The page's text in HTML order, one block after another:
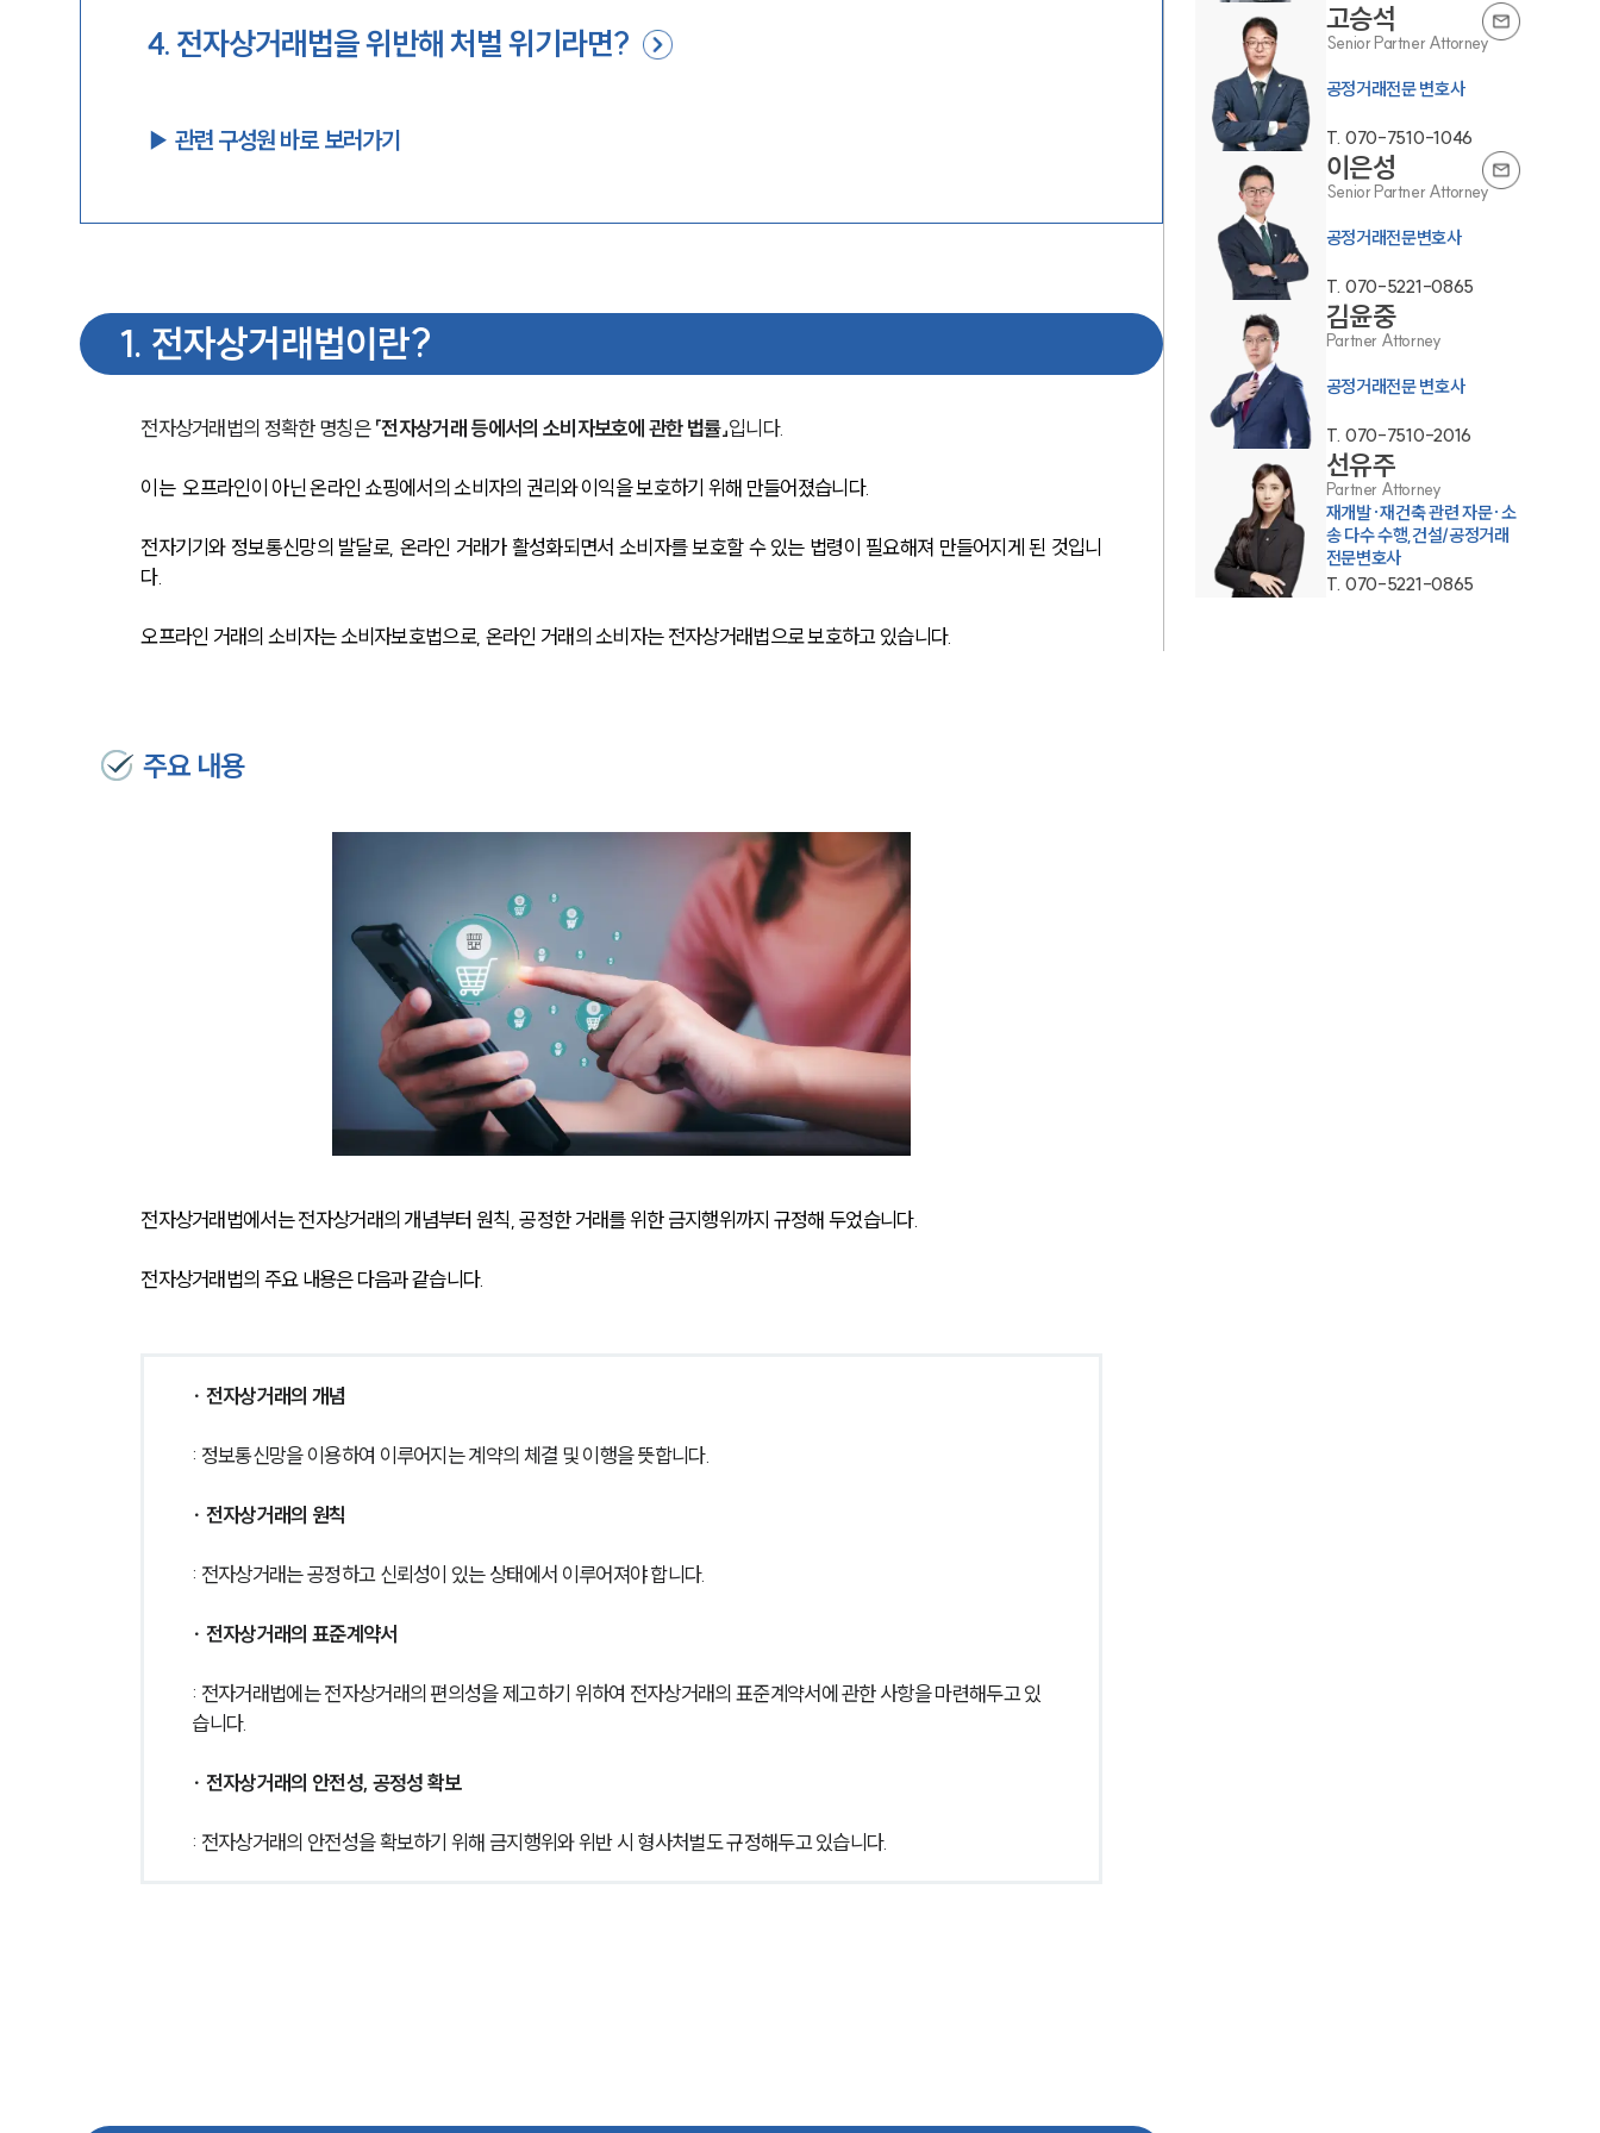
그룹소개
그룹소개
대륜의 강점
오시는 길
글로벌 파트너 로펌
고객의 소리
통합검색
AI대륜
4. 전자상거래법을 위반해 처벌 위기라면?
▶︎ 관련 구성원 바로 보러가기
1. 전자상거래법이란?
전자상거래법의 정확한 명칭은 「전자상거래 등에서의 소비자보호에 관한 법률」입니다.
이는  오프라인이 아닌 온라인 쇼핑에서의 소비자의 권리와 이익을 보호하기 위해 만들어졌습니다.
전자기기와 정보통신망의 발달로, 온라인 거래가 활성화되면서 소비자를 보호할 수 있는 법령이 필요해져 만들어지게 된 것입니
다.
오프라인 거래의 소비자는 소비자보호법으로, 온라인 거래의 소비자는 전자상거래법으로 보호하고 있습니다.
주요 내용
전자상거래법에서는 전자상거래의 개념부터 원칙, 공정한 거래를 위한 금지행위까지 규정해 두었습니다.
전자상거래법의 주요 내용은 다음과 같습니다.
∙ 전자상거래의 개념
: 정보통신망을 이용하여 이루어지는 계약의 체결 및 이행을 뜻합니다.
∙ 전자상거래의 원칙
: 전자상거래는 공정하고 신뢰성이 있는 상태에서 이루어져야 합니다.
∙ 전자상거래의 표준계약서
: 전자거래법에는 전자상거래의 편의성을 제고하기 위하여 전자상거래의 표준계약서에 관한 사항을 마련해두고 있
습니다.
∙ 전자상거래의 안전성, 공정성 확보
: 전자상거래의 안전성을 확보하기 위해 금지행위와 위반 시 형사처벌도 규정해두고 있습니다.
고승석
Senior Partner Attorney
공정거래전문 변호사
T. 070-7510-1046
이은성
Senior Partner Attorney
공정거래전문변호사
T. 070-5221-0865
김윤중
Partner Attorney
공정거래전문 변호사
T. 070-7510-2016
선유주
Partner Attorney
재개발·재건축 관련 자문·소
송 다수 수행,건설/공정거래
전문변호사
T. 070-5221-0865